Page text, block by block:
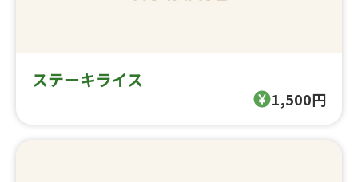
ステーキライス
1,500円